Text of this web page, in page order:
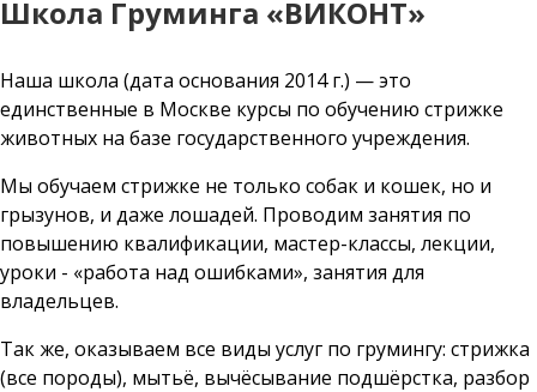
Школа Груминга «ВИКОНТ»
Наша школа (дата основания 2014 г.) — это
единственные в Москве курсы по обучению стрижке
животных на базе государственного учреждения.
Мы обучаем стрижке не только собак и кошек, но и
грызунов, и даже лошадей. Проводим занятия по
повышению квалификации, мастер-классы, лекции,
уроки - «работа над ошибками», занятия для
владельцев.
Так же, оказываем все виды услуг по грумингу: стрижка
(все породы), мытьё, вычёсывание подшёрстка, разбор